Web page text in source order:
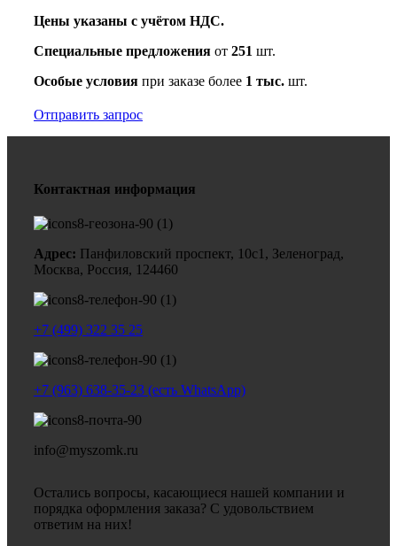
Цены указаны с учётом НДС.
Специальные предложения от 251 шт.
Особые условия при заказе более 1 тыс. шт.
Отправить запрос
Контактная информация
Адрес: Панфиловский проспект, 10с1, Зеленоград,
Москва, Россия, 124460
+7 (499) 322 35 25
+7 (963) 638-35-23 (есть WhatsApp)
info@myszomk.ru
Остались вопросы, касающиеся нашей компании и
порядка оформления заказа? С удовольствием
ответим на них!